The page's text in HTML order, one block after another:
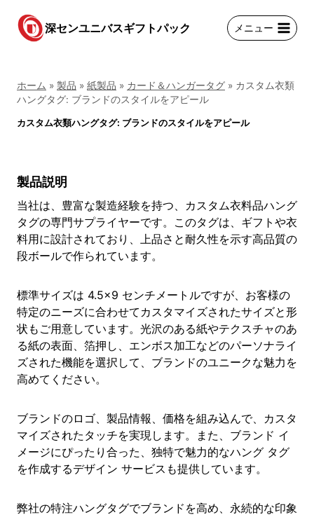
深センユニバスギフトパック メニュー
ホーム » 製品 » 紙製品 » カード＆ハンガータグ » カスタム衣類
ハングタグ: ブランドのスタイルをアピール
カスタム衣類ハングタグ: ブランドのスタイルをアピール
製品説明
当社は、豊富な製造経験を持つ、カスタム衣料品ハング
タグの専門サプライヤーです。このタグは、ギフトや衣
料用に設計されており、上品さと耐久性を示す高品質の
段ボールで作られています。
標準サイズは 4.5×9 センチメートルですが、お客様の
特定のニーズに合わせてカスタマイズされたサイズと形
状もご用意しています。光沢のある紙やテクスチャのあ
る紙の表面、箔押し、エンボス加工などのパーソナライ
ズされた機能を選択して、ブランドのユニークな魅力を
高めてください。
ブランドのロゴ、製品情報、価格を組み込んで、カスタ
マイズされたタッチを実現します。また、ブランド イ
メージにぴったり合った、独特で魅力的なハング タグ
を作成するデザイン サービスも提供しています。
弊社の特注ハングタグでブランドを高め、永続的な印象